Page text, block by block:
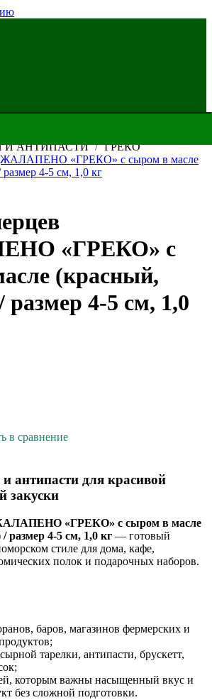
И АНТИПАСТИ ГРЕКО
«ГРЕКО» с
(красный,
размер 4-5 см, 1,0
в сравнение
антипасти для красивой
закуски
«ГРЕКО» с сыром в масле
размер 4-5 см, 1,0 кг — готовый
стиле для дома, кафе,
полок и подарочных наборов.
баров, магазинов фермерских и
тарелки, антипасти, брускетт,
которым важны насыщенный вкус и
без сложной подготовки.